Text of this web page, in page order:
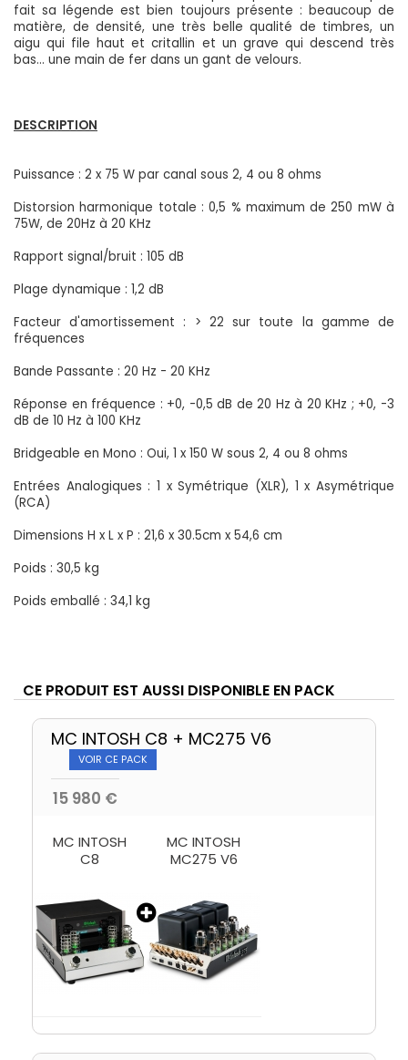
fait sa légende est bien toujours présente : beaucoup de
matière, de densité, une très belle qualité de timbres, un
aigu qui file haut et critallin et un grave qui descend très
bas... une main de fer dans un gant de velours.
DESCRIPTION
Puissance : 2 x 75 W par canal sous 2, 4 ou 8 ohms
Distorsion harmonique totale : 0,5 % maximum de 250 mW à
75W, de 20Hz à 20 KHz
Rapport signal/bruit : 105 dB
Plage dynamique : 1,2 dB
Facteur d'amortissement : > 22 sur toute la gamme de
fréquences
Bande Passante : 20 Hz - 20 KHz
Réponse en fréquence : +0, -0,5 dB de 20 Hz à 20 KHz ; +0, -3
dB de 10 Hz à 100 KHz
Bridgeable en Mono : Oui, 1 x 150 W sous 2, 4 ou 8 ohms
Entrées Analogiques : 1 x Symétrique (XLR), 1 x Asymétrique
(RCA)
Dimensions H x L x P : 21,6 x 30.5cm x 54,6 cm
Poids : 30,5 kg
Poids emballé : 34,1 kg
CE PRODUIT EST AUSSI DISPONIBLE EN PACK
MC INTOSH C8 + MC275 V6
VOIR CE PACK
15 980 €
MC INTOSH
C8
MC INTOSH
MC275 V6